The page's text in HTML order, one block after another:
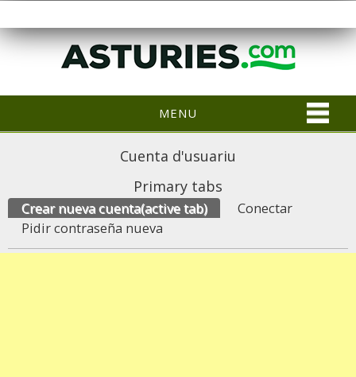
MENU
Cuenta d'usuariu
Primary tabs
Crear nueva cuenta(active tab)
Conectar
Pidir contraseña nueva